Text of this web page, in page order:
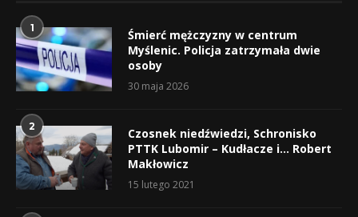
1
Śmierć mężczyzny w centrum
Myślenic. Policja zatrzymała dwie
osoby
30 maja 2026
2
Czosnek niedźwiedzi, Schronisko
PTTK Lubomir – Kudłacze i… Robert
Makłowicz
15 lutego 2021